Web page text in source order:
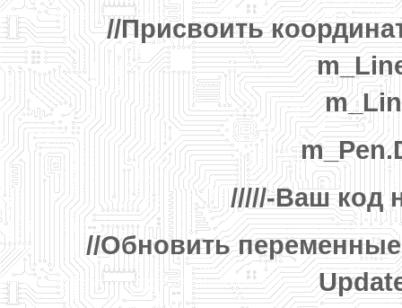
//Присвоить
/////-Ваш код
//Обновить